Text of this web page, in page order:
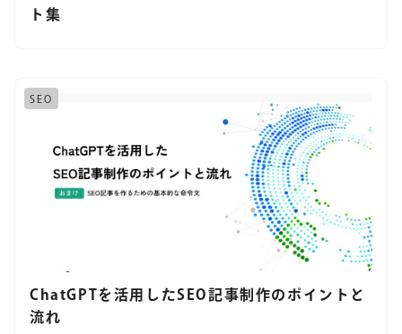
ト集
SEO
ChatGPTを活用したSEO記事制作のポイントと
流れ